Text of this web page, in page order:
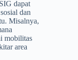
dapat
dan
Misalnya,
mobilitas
area